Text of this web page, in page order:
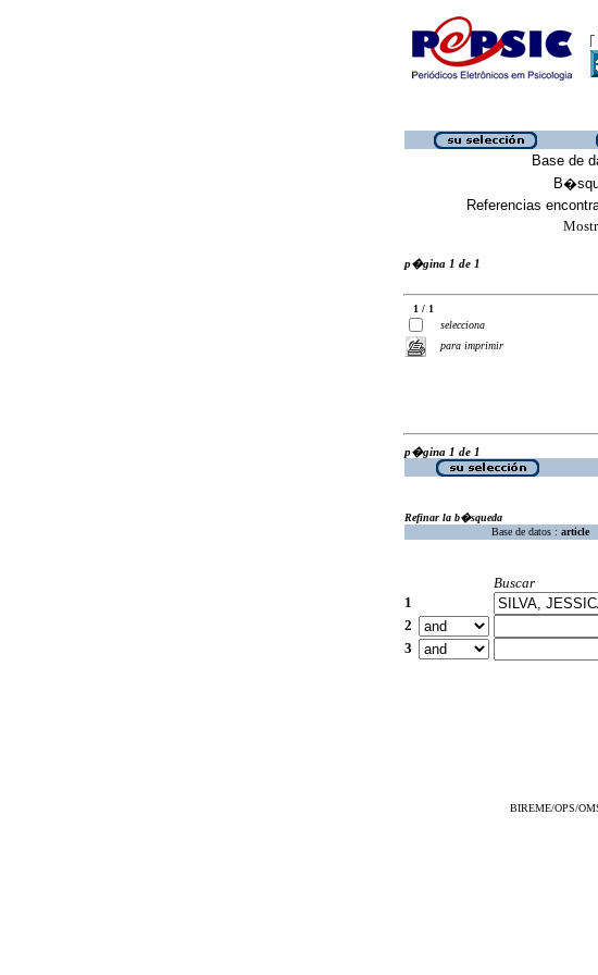
Base de
Referencias
p�gina 1 de 1
1 / 1
selecciona
para imprimir
p�gina 1 de 1
Refinar la b�squeda
Base de datos : article
Buscar
1
2
3
BIREME/OPS/